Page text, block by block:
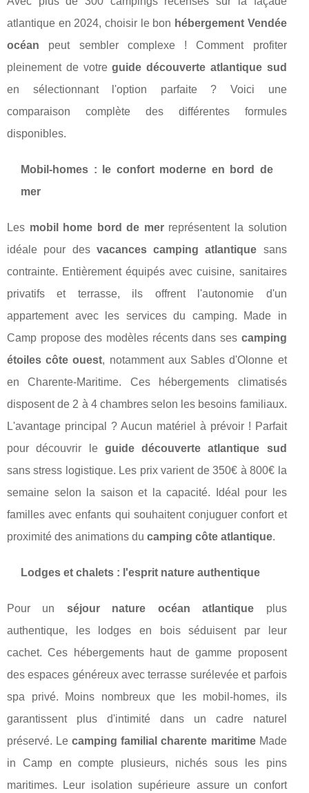
atlantique en 2024, choisir le bon hébergement Vendée
océan peut sembler complexe ! Comment profiter
pleinement de votreguide découverte atlantique sud
en sélectionnant l'option parfaite ? Voici une
comparaison complète des différentes formules
disponibles.
Mobil-homes : le confort moderne en bord de
mer
Les mobil home bord de merreprésentent la solution
idéale pour des vacances camping atlantique sans
contrainte. Entièrement équipés avec cuisine, sanitaires
privatifs et terrasse, ils offrent l'autonomie d'un
appartement avec les services du camping. Made in
Camp propose des modèles récents dans ses camping
étoiles côte ouest, notamment aux Sables d'Olonne et
en Charente-Maritime. Ces hébergements climatisés
disposent de 2 à 4 chambres selon les besoins familiaux.
L'avantage principal ? Aucun matériel à prévoir ! Parfait
pour découvrir le guide découverte atlantique sud
sans stress logistique. Les prix varient de 350€ à 800€ la
semaine selon la saison et la capacité. Idéal pour les
familles avec enfants qui souhaitent conjuguer confort et
proximité des animations du camping côte atlantique.
Lodges et chalets : l'esprit nature authentique
Pour un séjour nature océan atlantique plus
authentique, les lodges en bois séduisent par leur
cachet. Ces hébergements haut de gamme proposent
des espaces généreux avec terrasse surélevée et parfois
spa privé. Moins nombreux que les mobil-homes, ils
garantissent plus d'intimité dans un cadre naturel
préservé. Lecamping familial charente maritimeMade
in Camp en compte plusieurs, nichés sous les pins
maritimes. Leur isolation supérieure assure un confort